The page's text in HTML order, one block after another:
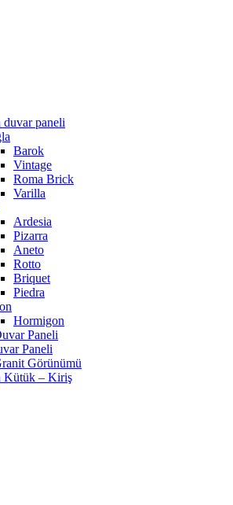
duvar paneli
Barok
Vintage
Roma Brick
Varilla
Ardesia
Pizarra
Aneto
Rotto
Briquet
Piedra
Hormigon
Paneli
Paneli
Görünümü
Kütük – Kiriş